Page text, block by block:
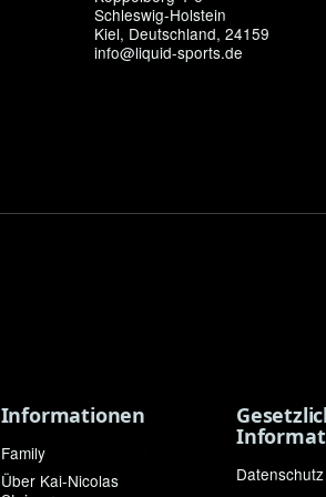
Schleswig-Holstein
Kiel, Deutschland, 24159
info@liquid-sports.de
Informationen
Family
Über Kai-Nicolas
Datenschutz